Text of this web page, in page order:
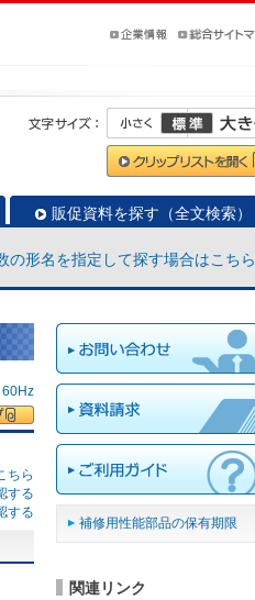
販促資料を探す（全文検索）
の形名を指定して探す場合はこちら
60Hz
ちら
する
する
補修用性能部品の保有期限
関連リンク